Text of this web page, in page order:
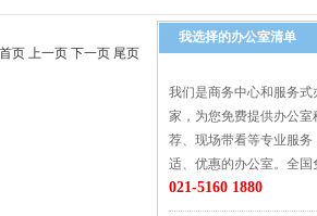
首页 上一页 下一页 尾页
我选择的办公室清单
我们是商务中心和服务式
家，为您免费提供办公室
荐、现场带看等专业服务
适、优惠的办公室。全国
021-5160 1880